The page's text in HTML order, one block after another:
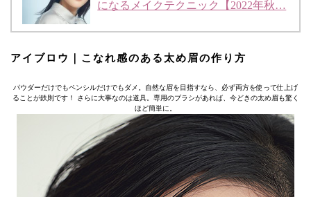
になるメイクテクニック【2022年秋…
アイブロウ｜こなれ感のある太め眉の作り方
パウダーだけでもペンシルだけでもダメ。自然な眉を目指すなら、必ず両方を使って仕上げ
ることが鉄則です！ さらに大事なのは道具。専用のブラシがあれば、今どきの太め眉も驚く
ほど簡単に。